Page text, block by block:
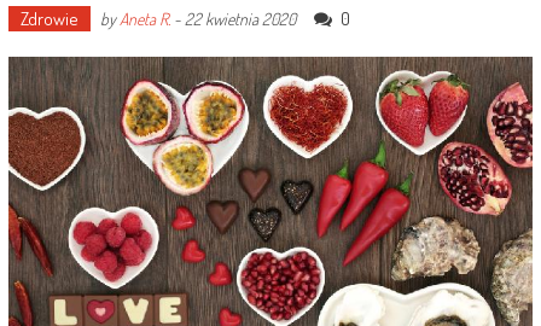
Zdrowie byAneta R.- 22 kwietnia 2020 0